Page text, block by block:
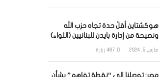
هوكشتاين أقلّ حدة تجاه حزب الله
ونصيحة من إدارة بايدن للبنانيين (اللواء)
مارس 5, 2024 487 زيارة
مصر: توصلنا إلى “نقطة تفاهم” بشأن